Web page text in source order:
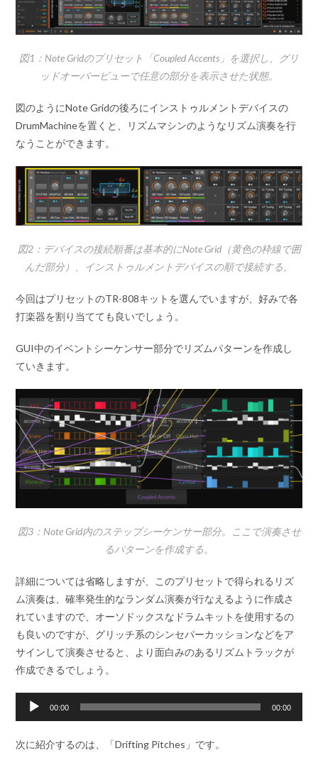
図1：Note Gridのプリセット「Coupled Accents」を選択し、グリ
ッドオーバービューで任意の部分を表示させた状態。
図のようにNote Gridの後ろにインストゥルメントデバイスの
DrumMachineを置くと、リズムマシンのようなリズム演奏を行
なうことができます。
図2：デバイスの接続順番は基本的にNote Grid（黄色の枠線で囲
んだ部分）、インストゥルメントデバイスの順で接続する。
今回はプリセットのTR-808キットを選んでいますが、好みで各
打楽器を割り当てても良いでしょう。
GUI中のイベントシーケンサー部分でリズムパターンを作成し
ていきます。
図3：Note Grid内のステップシーケンサー部分。ここで演奏させ
るパターンを作成する。
詳細については省略しますが、このプリセットで得られるリズ
ム演奏は、確率発生的なランダム演奏が行なえるように作成さ
れていますので、オーソドックスなドラムキットを使用するの
も良いのですが、グリッチ系のシンセパーカッションなどをア
サインして演奏させると、より面白みのあるリズムトラックが
作成できるでしょう。
声
00:00 00:00
次に紹介するのは、「Drifting Pitches」です。